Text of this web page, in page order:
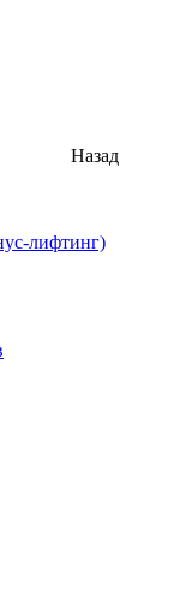
Назад
лифтинг)